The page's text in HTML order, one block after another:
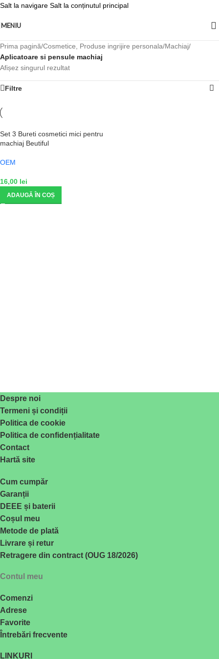
Salt la navigare Salt la conținutul principal
MENIU
Prima pagină/Cosmetice, Produse ingrijire personala/Machiaj/
Aplicatoare si pensule machiaj
Afișez singurul rezultat
Filtre
Set 3 Bureti cosmetici mici pentru
machiaj Beutiful
OEM
16,00 lei
ADAUGĂ ÎN COȘ
Despre noi
Termeni și condiții
Politica de cookie
Politica de confidențialitate
Contact
Hartă site
Cum cumpăr
Garanții
DEEE și baterii
Coșul meu
Metode de plată
Livrare și retur
Retragere din contract (OUG 18/2026)
Contul meu
Comenzi
Adrese
Favorite
Întrebări frecvente
LINKURI